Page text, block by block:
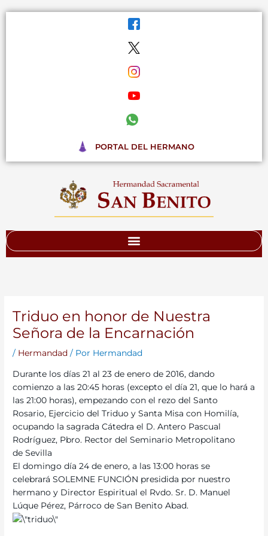
PORTAL DEL HERMANO
Triduo en honor de Nuestra
Señora de la Encarnación
/ Hermandad / Por Hermandad
Durante los días 21 al 23 de enero de 2016, dando
comienzo a las 20:45 horas (excepto el día 21, que lo hará a
las 21:00 horas), empezando con el rezo del Santo
Rosario, Ejercicio del Triduo y Santa Misa con Homilía,
ocupando la sagrada Cátedra el D. Antero Pascual
Rodríguez, Pbro. Rector del Seminario Metropolitano
de Sevilla
El domingo día 24 de enero, a las 13:00 horas se
celebrará SOLEMNE FUNCIÓN presidida por nuestro
hermano y Director Espiritual el Rvdo. Sr. D. Manuel
Lúque Pérez, Párroco de San Benito Abad.